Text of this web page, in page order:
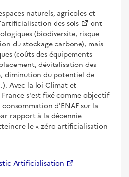
naturels, agricoles et
artificialisation des sols
ont
(biodiversité, risque
du stockage carbone), mais
(coûts des équipements
dévitalisation des
diminution du potentiel de
Avec la loi Climat et
France s'est fixé comme objectif
consommation d'ENAF sur la
rapport à la décennie
le
zéro artificialisation
Artificialisation